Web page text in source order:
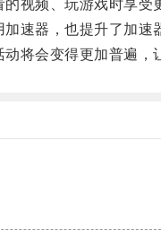
频、玩游戏时享受
器，也提升了加速
会变得更加普遍，